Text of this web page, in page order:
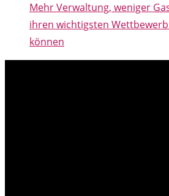
Mehr Verwaltung, weniger
ihren wichtigsten
können